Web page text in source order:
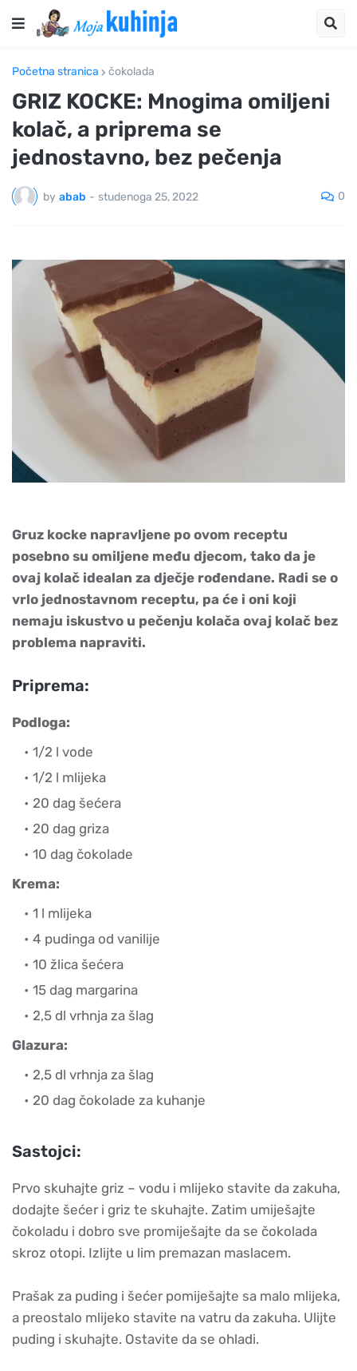
Početna stranica čokolada
GRIZ KOCKE: Mnogima omiljeni
kolač, a priprema se
jednostavno, bez pečenja
by abab - studenoga 25, 2022 0
Gruz kocke napravljene po ovom receptu
posebno su omiljene među djecom, tako da je
ovaj kolač idealan za dječje rođendane. Radi se o
vrlo jednostavnom receptu, pa će i oni koji
nemaju iskustvo u pečenju kolača ovaj kolač bez
problema napraviti.
Priprema:
Podloga:
1/2 l vode
1/2 l mlijeka
20 dag šećera
20 dag griza
10 dag čokolade
Krema:
1 l mlijeka
4 pudinga od vanilije
10 žlica šećera
15 dag margarina
2,5 dl vrhnja za šlag
Glazura:
2,5 dl vrhnja za šlag
20 dag čokolade za kuhanje
Sastojci:
Prvo skuhajte griz – vodu i mlijeko stavite da zakuha,
dodajte šećer i griz te skuhajte. Zatim umiješajte
čokoladu i dobro sve promiješajte da se čokolada
skroz otopi. Izlijte u lim premazan maslacem.
Prašak za puding i šećer pomiješajte sa malo mlijeka,
a preostalo mlijeko stavite na vatru da zakuha. Ulijte
puding i skuhajte. Ostavite da se ohladi.